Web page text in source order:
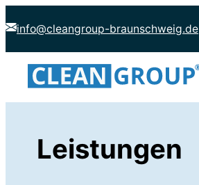
Inhalt
springen
info@cleangroup-braunschweig.de
Leistungen